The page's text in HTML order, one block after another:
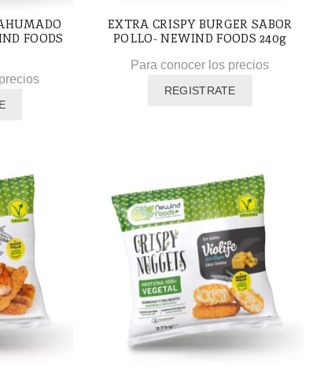
FOODS
EXTRA CRISPY BURGER SABOR
POLLO- NEWIND FOODS 240g
Para conocer los precios
REGISTRATE